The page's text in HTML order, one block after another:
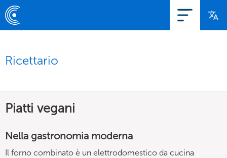
Ricettario
Piatti vegani
Nella gastronomia moderna
Il forno combinato è un elettrodomestico da cucina